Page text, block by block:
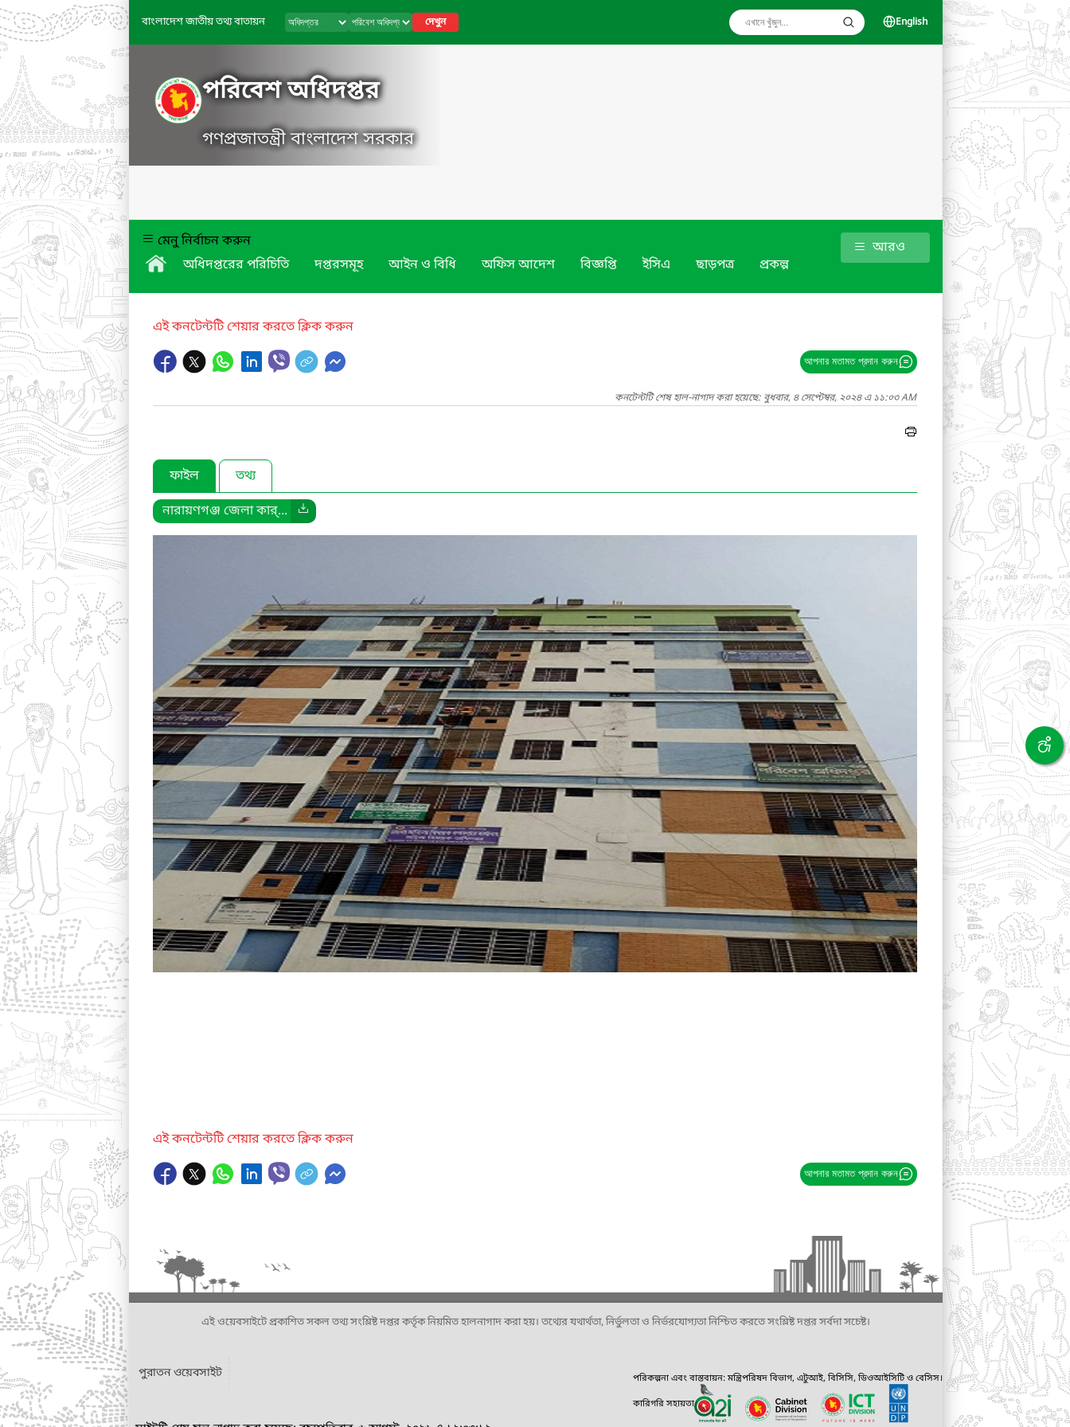
বাংলাদেশ জাতীয় তথ্য বাতায়ন দেখুন English
পরিবেশ অধিদপ্তর
গণপ্রজাতন্ত্রী বাংলাদেশ সরকার
মেনু নির্বাচন করুন
অধিদপ্তরের পরিচিতি
দপ্তরসমূহ আইন ও বিধি অফিস আদেশ বিজ্ঞপ্তি ইসিএ ছাড়পত্র প্রকল্প
আরও
এই কনটেন্টটি শেয়ার করতে ক্লিক করুন
আপনার মতামত প্রদান করুন
কনটেন্টটি শেষ হাল-নাগাদ করা হয়েছে: বুধবার, ৪ সেপ্টেম্বর, ২০২৪ এ ১১:০৩ AM
ফাইল
তথ্য
নারায়ণগঞ্জ জেলা কার্...
এই কনটেন্টটি শেয়ার করতে ক্লিক করুন
আপনার মতামত প্রদান করুন
এই ওয়েবসাইটে প্রকাশিত সকল তথ্য সংশ্লিষ্ট দপ্তর কর্তৃক নিয়মিত হালনাগাদ করা হয়। তথ্যের যথার্থতা, নির্ভুলতা ও নির্ভরযোগ্যতা নিশ্চিত করতে সংশ্লিষ্ট দপ্তর সর্বদা সচেষ্ট।
পুরাতন ওয়েবসাইট পরিকল্পনা এবং বাস্তবায়ন: মন্ত্রিপরিষদ বিভাগ, এটুআই, বিসিসি, ডিওআইসিটি ও বেসিস।
কারিগরি সহায়তা